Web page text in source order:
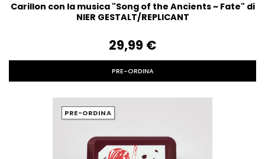
Carillon con la musica "Song of the Ancients ~ Fate" di
NIER GESTALT/REPLICANT
29,99‎ ‎€
PRE-ORDINA
PRE-ORDINA